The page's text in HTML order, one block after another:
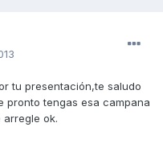
tu presentación,te saludo
pronto tengas esa campana
ok.